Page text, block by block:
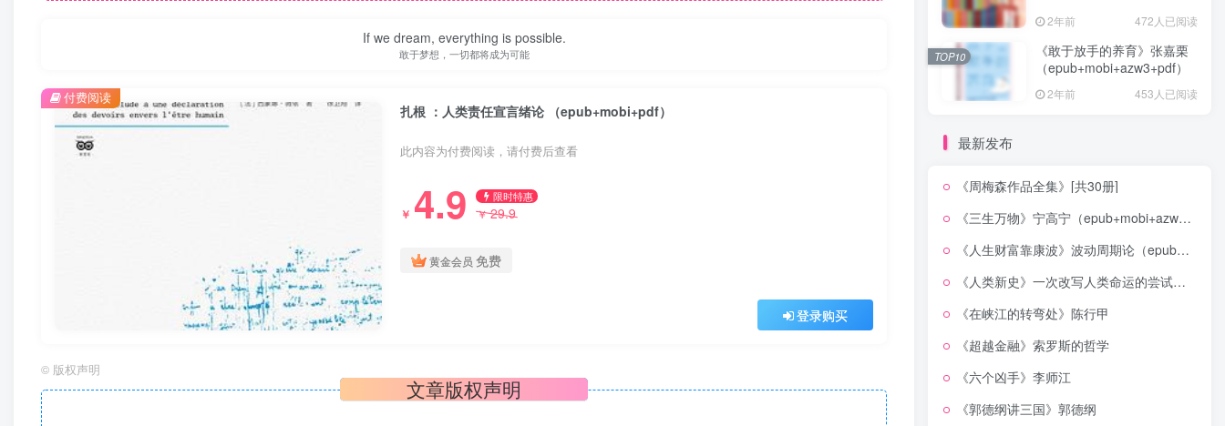
If we dream, everything is possible.
敢于梦想，一切都将成为可能
扎根 ：人类责任宣言绪论 （epub+mobi+pdf）
此内容为付费阅读，请付费后查看
￥ 4.9 限时特惠
￥29.9
黄金会员 免费
登录购买
付费阅读
© 版权声明
文章版权声明
2年前 472人已阅读
《敢于放手的养育》张嘉栗
（epub+mobi+azw3+pdf）
2年前 453人已阅读
TOP10
最新发布
《周梅森作品全集》[共30册]
《三生万物》宁高宁（epub+mobi+azw3+pdf）
《人生财富靠康波》波动周期论（epub+mobi+azw3+pdf）
《人类新史》一次改写人类命运的尝试（epub+mobi+azw3+pdf）
《在峡江的转弯处》陈行甲
《超越金融》索罗斯的哲学
《六个凶手》李师江
《郭德纲讲三国》郭德纲